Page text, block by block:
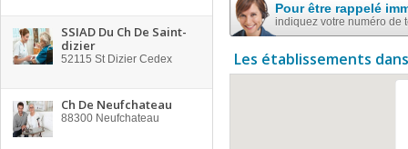
SSIAD Du Ch De Saint-
dizier
52115 St Dizier Cedex
Ch De Neufchateau
88300 Neufchateau
Pour être rappelé
indiquez votre numéro de
Les établissements